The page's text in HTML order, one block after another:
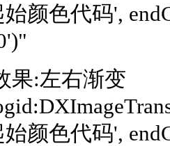
颜色代码',
果:左右渐变
颜色代码',